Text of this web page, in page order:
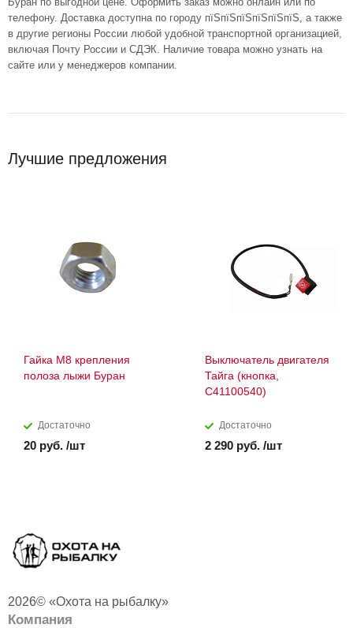
телефону. Доставка доступна по городу пїЅпїЅпїЅпїЅпїЅпїЅ, а также
в другие регионы России любой удобной транспортной организацией,
включая Почту России и СДЭК. Наличие товара можно узнать на
сайте или у менеджеров компании.
Лучшие предложения
Гайка М8 крепления
полоза лыжи Буран
Достаточно
20 руб. /шт
Выключатель двигателя
Тайга (кнопка,
С41100540)
Достаточно
2 290 руб. /шт
2026© «Охота на рыбалку»
Компания